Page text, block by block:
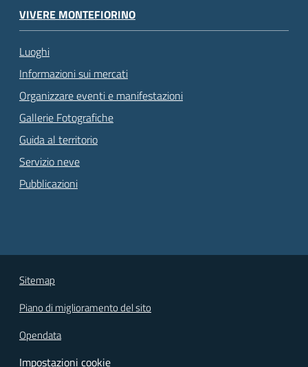
VIVERE MONTEFIORINO
Luoghi
Informazioni sui mercati
Organizzare eventi e manifestazioni
Gallerie Fotografiche
Guida al territorio
Servizio neve
Pubblicazioni
Sitemap
Piano di miglioramento del sito
Opendata
Impostazioni cookie